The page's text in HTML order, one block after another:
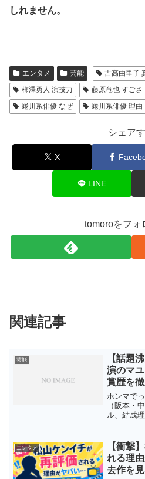
しれません。
エンタメ 芸能 吉高由里子
柿澤勇人 演技力
藤原竜也 すごさ
蜷川系俳優 なぜ
蜷川系俳優 理由
シェア
X
LINE
tomoroをフォ
関連記事
芸能
【話題
演のマ
賞歴を
ホンマで
（阪本・
ル、結成
エンタメ
【衝撃
れる理
去作を